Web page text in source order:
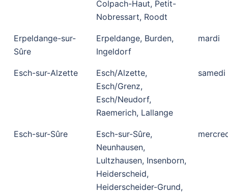
Colpach-Haut, Petit-
Nobressart, Roodt
Erpeldange-sur-
Sûre
Erpeldange, Burden,
Ingeldorf
mardi
Esch-sur-Alzette
Esch/Alzette,
Esch/Grenz,
Esch/Neudorf,
Raemerich, Lallange
samedi
Esch-sur-Sûre
Esch-sur-Sûre,
Neunhausen,
Lultzhausen, Insenborn,
Heiderscheid,
Heiderscheider-Grund,